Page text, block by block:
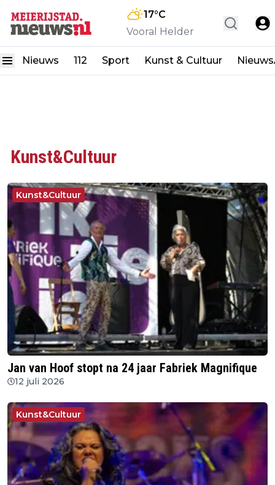
17°C
Vooral Helder
Nieuws 112 Sport Kunst & Cultuur
Kunst&Cultuur
Kunst&Cultuur
Jan van Hoof stopt na 24 jaar Fabriek Magnifique
12 juli 2026
Kunst&Cultuur